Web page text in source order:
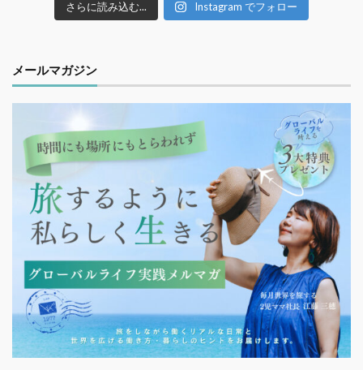
さらに読み込む... Instagram でフォロー
メールマガジン